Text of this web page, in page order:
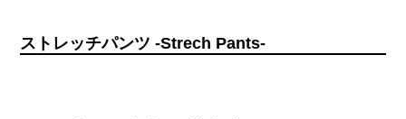
ストレッチパンツ -Strech Pants-